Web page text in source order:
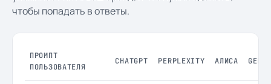
чтобы попадать в ответы.
ПРОМПТ
ПОЛЬЗОВАТЕЛЯ
CHATGPT PERPLEXITY АЛИСА